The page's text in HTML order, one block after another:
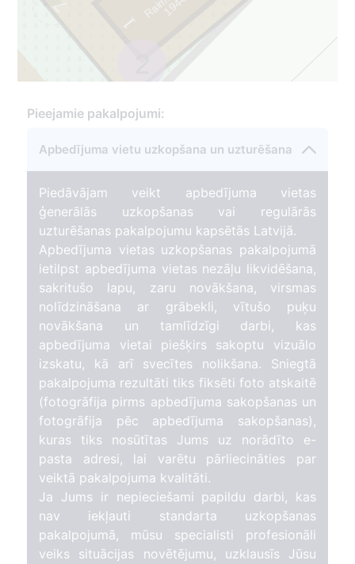
7
1
1
9
4
4
-
2
0
0
Pieejamie pakalpojumi:
Apbedījuma vietu uzkopšana un uzturēšana
Piedāvājam veikt apbedījuma vietas
ģenerālās uzkopšanas vai regulārās
uzturēšanas pakalpojumu kapsētās Latvijā.
Apbedījuma vietas uzkopšanas pakalpojumā
ietilpst apbedījuma vietas nezāļu likvidēšana,
sakritušo lapu, zaru novākšana, virsmas
nolīdzināšana ar grābekli, vītušo puķu
novākšana un tamlīdzīgi darbi, kas
apbedījuma vietai piešķirs sakoptu vizuālo
izskatu, kā arī svecītes nolikšana. Sniegtā
pakalpojuma rezultāti tiks fiksēti foto atskaitē
(fotogrāfija pirms apbedījuma sakopšanas un
fotogrāfija pēc apbedījuma sakopšanas),
kuras tiks nosūtītas Jums uz norādīto e-
pasta adresi, lai varētu pārliecināties par
veiktā pakalpojuma kvalitāti.
Ja Jums ir nepieciešami papildu darbi, kas
nav iekļauti standarta uzkopšanas
pakalpojumā, mūsu specialisti profesionāli
veiks situācijas novētējumu, uzklausīs Jūsu